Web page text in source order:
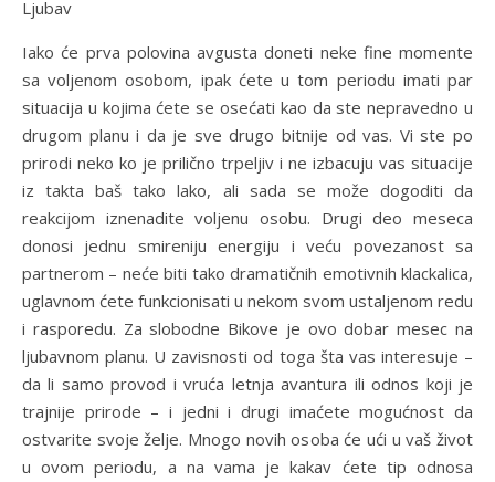
Ljubav
Iako će prva polovina avgusta doneti neke fine momente
sa voljenom osobom, ipak ćete u tom periodu imati par
situacija u kojima ćete se osećati kao da ste nepravedno u
drugom planu i da je sve drugo bitnije od vas. Vi ste po
prirodi neko ko je prilično trpeljiv i ne izbacuju vas situacije
iz takta baš tako lako, ali sada se može dogoditi da
reakcijom iznenadite voljenu osobu. Drugi deo meseca
donosi jednu smireniju energiju i veću povezanost sa
partnerom – neće biti tako dramatičnih emotivnih klackalica,
uglavnom ćete funkcionisati u nekom svom ustaljenom redu
i rasporedu. Za slobodne Bikove je ovo dobar mesec na
ljubavnom planu. U zavisnosti od toga šta vas interesuje –
da li samo provod i vruća letnja avantura ili odnos koji je
trajnije prirode – i jedni i drugi imaćete mogućnost da
ostvarite svoje želje. Mnogo novih osoba će ući u vaš život
u ovom periodu, a na vama je kakav ćete tip odnosa